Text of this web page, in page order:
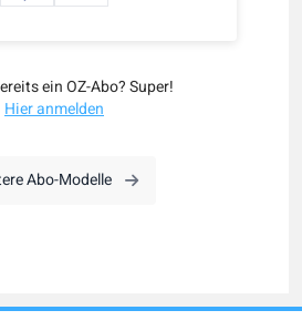
ein OZ-Abo? Super!
Hier anmelden
Abo-Modelle